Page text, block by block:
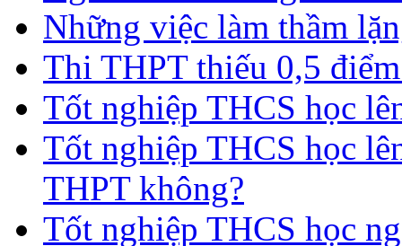
Những việc làm thầm
Thi THPT thiếu 0,5
Tốt nghiệp THCS học
Tốt nghiệp THCS học
THPT không?
Tốt nghiệp THCS học